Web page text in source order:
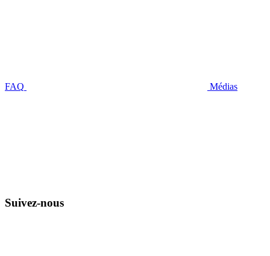
FAQ Médias
Suivez-nous